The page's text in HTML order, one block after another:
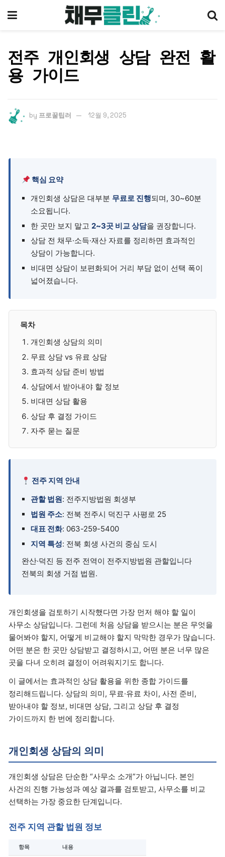
전주 개인회생 상담 완전 활
용 가이드
by 프로꿀팁러 12월 9, 2025
핵심 요약
개인회생 상담은 대부분 무료로 진행되며, 30~60분
소요됩니다.
한 곳만 보지 말고 2~3곳 비교 상담을 권장합니다.
상담 전 채무·소득·재산 자료를 정리하면 효과적인
상담이 가능합니다.
비대면 상담이 보편화되어 거리 부담 없이 선택 폭이
넓어졌습니다.
목차
개인회생 상담의 의미
무료 상담 vs 유료 상담
효과적 상담 준비 방법
상담에서 받아내야 할 정보
비대면 상담 활용
상담 후 결정 가이드
자주 묻는 질문
전주 지역 안내
관할 법원: 전주지방법원 회생부
법원 주소: 전북 전주시 덕진구 사평로 25
대표 전화: 063-259-5400
지역 특성: 전북 회생 사건의 중심 도시
완산·덕진 등 전주 전역이 전주지방법원 관할입니다
전북의 회생 거점 법원.
개인회생을 검토하기 시작했다면 가장 먼저 해야 할 일이
사무소 상담입니다. 그런데 처음 상담을 받으시는 분은 무엇을
물어봐야 할지, 어떻게 비교해야 할지 막막한 경우가 많습니다.
어떤 분은 한 곳만 상담받고 결정하시고, 어떤 분은 너무 많은
곳을 다녀 오히려 결정이 어려워지기도 합니다.
이 글에서는 효과적인 상담 활용을 위한 종합 가이드를
정리해드립니다. 상담의 의미, 무료·유료 차이, 사전 준비,
받아내야 할 정보, 비대면 상담, 그리고 상담 후 결정
가이드까지 한 번에 정리합니다.
개인회생 상담의 의미
개인회생 상담은 단순한 “사무소 소개”가 아닙니다. 본인
사건의 진행 가능성과 예상 결과를 검토받고, 사무소를 비교
선택하는 가장 중요한 단계입니다.
전주 지역 관할 법원 정보
항목 내용